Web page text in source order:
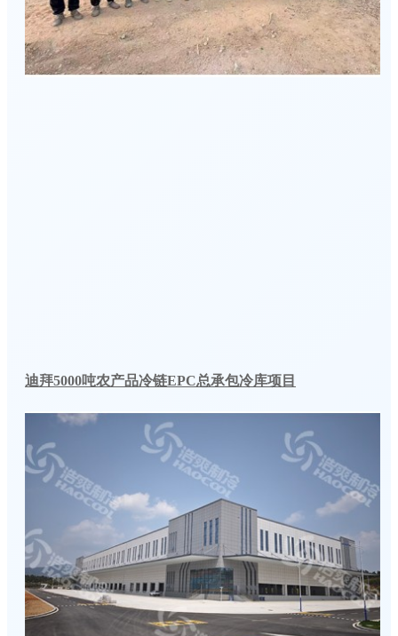
迪拜5000吨农产品冷链EPC总承包冷库项目